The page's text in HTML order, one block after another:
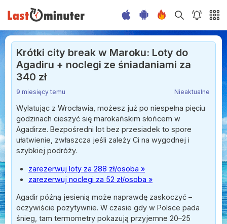
Krótki city break w Maroku: Loty do
Agadiru + noclegi ze śniadaniami za
340 zł
9 miesięcy temu Nieaktualne
Wylatując z Wrocławia, możesz już po niespełna pięciu
godzinach cieszyć się marokańskim słońcem w
Agadirze. Bezpośredni lot bez przesiadek to spore
ułatwienie, zwłaszcza jeśli zależy Ci na wygodnej i
szybkiej podróży.
zarezerwuj loty za 288 zł/osoba »
zarezerwuj noclegi za 52 zł/osoba »
Agadir późną jesienią może naprawdę zaskoczyć –
oczywiście pozytywnie. W czasie gdy w Polsce pada
śnieg, tam termometry pokazują przyjemne 20–25